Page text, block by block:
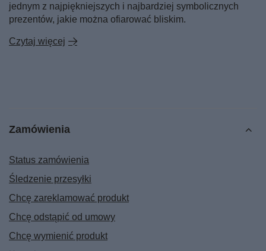
jednym z najpiękniejszych i najbardziej symbolicznych
prezentów, jakie można ofiarować bliskim.
Czytaj więcej
Zamówienia
Status zamówienia
Śledzenie przesyłki
Chcę zareklamować produkt
Chcę odstąpić od umowy
Chcę wymienić produkt